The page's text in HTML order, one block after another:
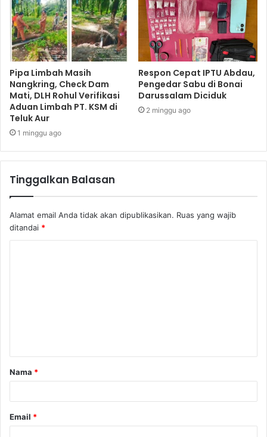
Pipa Limbah Masih
Nangkring, Check Dam
Mati, DLH Rohul Verifikasi
Aduan Limbah PT. KSM di
Teluk Aur
1 minggu ago
Respon Cepat IPTU Abdau,
Pengedar Sabu di Bonai
Darussalam Diciduk
2 minggu ago
Tinggalkan Balasan
Alamat email Anda tidak akan dipublikasikan. Ruas yang wajib
ditandai *
Nama *
Email *